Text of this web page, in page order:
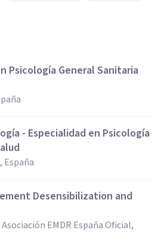
Psicología General Sanitaria
- Especialidad en Psicología
España
Desensibilization and
Asociación EMDR España Oficial,